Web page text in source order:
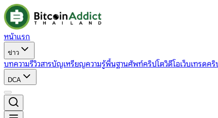
หน้าแรก
ข่าว
บทความรีวิวสารบัญเหรียญความรู้พื้นฐานศัพท์คริปโตวิดีโอเว็บเทรดค
DCA